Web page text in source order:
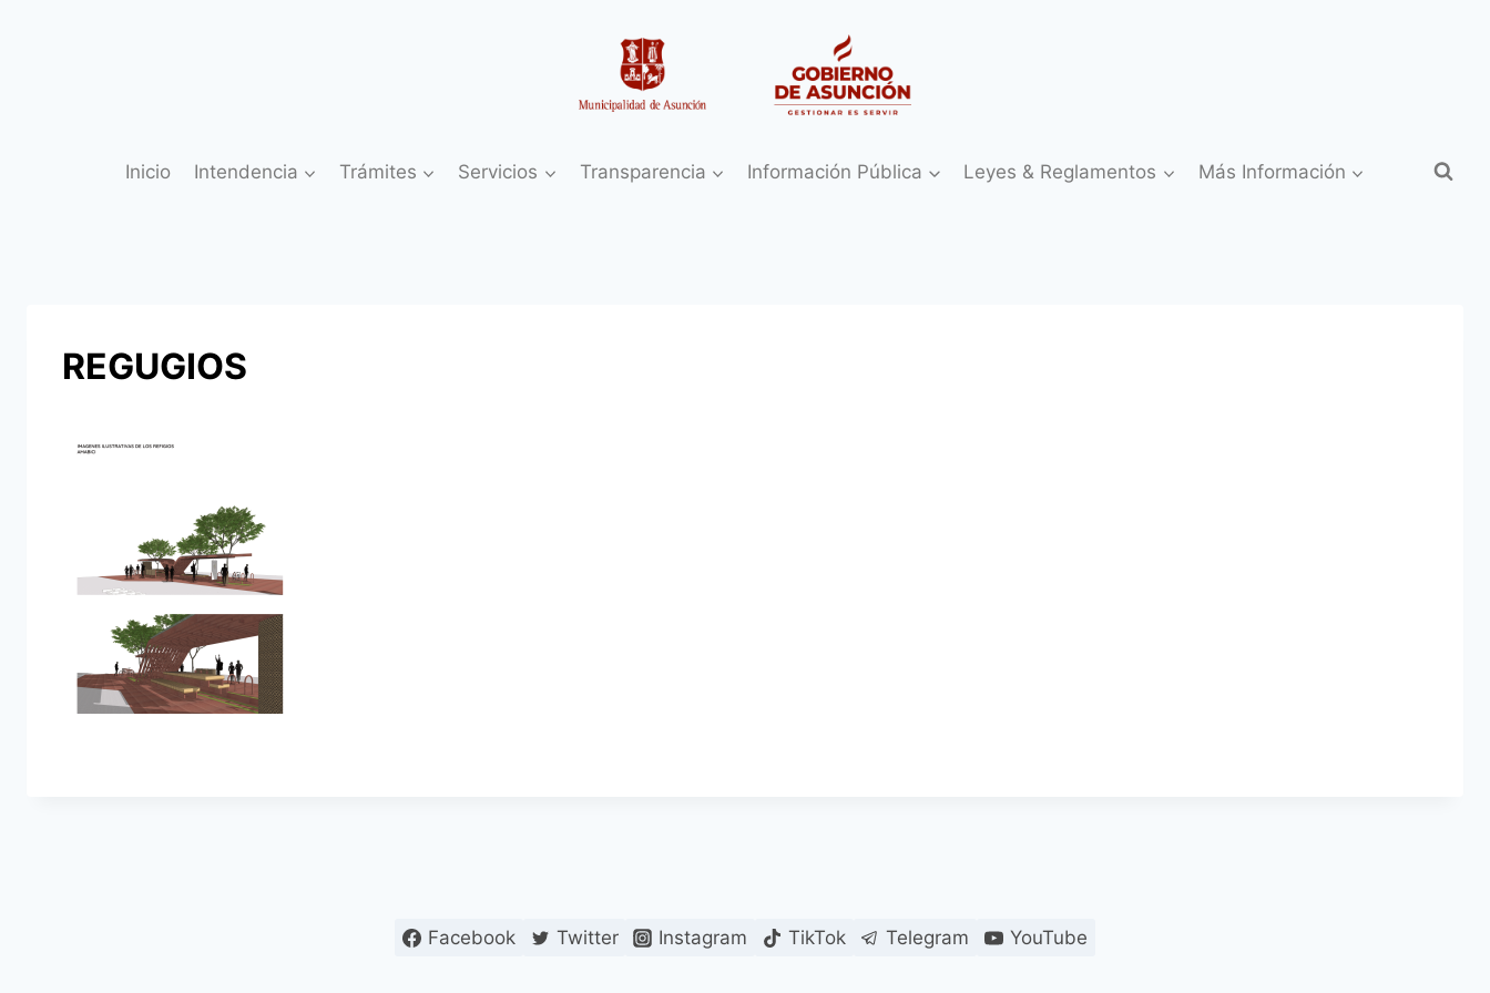
Inicio Intendencia Trámites Servicios Transparencia Información Pública Leyes & Reglamentos Más Información
REGUGIOS
Facebook Twitter Instagram TikTok Telegram YouTube